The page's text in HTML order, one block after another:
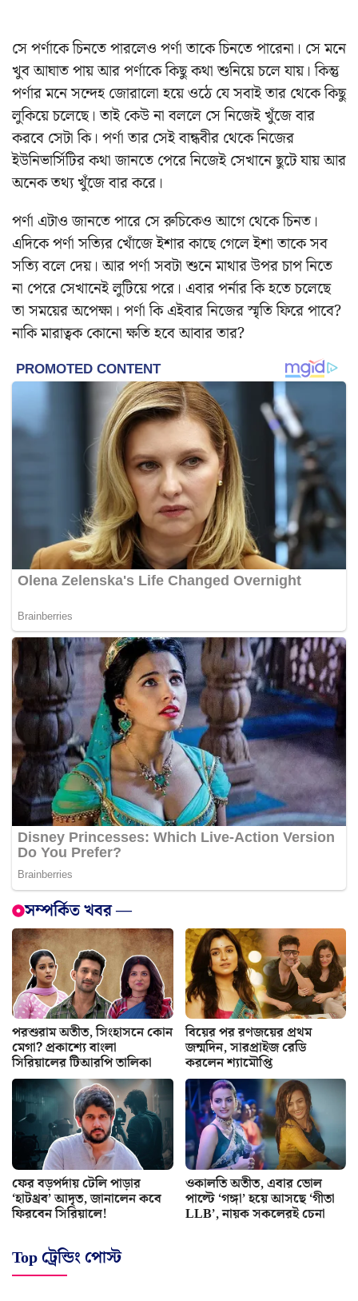
সে পর্ণাকে চিনতে পারলেও পর্ণা তাকে চিনতে পারেনা। সে মনে
খুব আঘাত পায় আর পর্ণাকে কিছু কথা শুনিয়ে চলে যায়। কিন্তু
পর্ণার মনে সন্দেহ জোরালো হয়ে ওঠে যে সবাই তার থেকে কিছু
লুকিয়ে চলেছে। তাই কেউ না বললে সে নিজেই খুঁজে বার
করবে সেটা কি। পর্ণা তার সেই বান্ধবীর থেকে নিজের
ইউনিভার্সিটির কথা জানতে পেরে নিজেই সেখানে ছুটে যায় আর
অনেক তথ্য খুঁজে বার করে।
পর্ণা এটাও জানতে পারে সে রুচিকেও আগে থেকে চিনত।
এদিকে পর্ণা সত্যির খোঁজে ইশার কাছে গেলে ইশা তাকে সব
সত্যি বলে দেয়। আর পর্ণা সবটা শুনে মাথার উপর চাপ নিতে
না পেরে সেখানেই লুটিয়ে পরে। এবার পর্নার কি হতে চলেছে
তা সময়ের অপেক্ষা। পর্ণা কি এইবার নিজের স্মৃতি ফিরে পাবে?
নাকি মারাত্বক কোনো ক্ষতি হবে আবার তার?
সম্পর্কিত খবর —
পরশুরাম অতীত, সিংহাসনে কোন
মেগা? প্রকাশ্যে বাংলা
সিরিয়ালের টিআরপি তালিকা
বিয়ের পর রণজয়ের প্রথম
জন্মদিন, সারপ্রাইজ রেডি
করলেন শ্যামৌপ্তি
ফের বড়পর্দায় টেলি পাড়ার
‘হাটথ্রব’ আদৃত, জানালেন কবে
ফিরবেন সিরিয়ালে!
ওকালতি অতীত, এবার ভোল
পাল্টে ‘গঙ্গা’ হয়ে আসছে ‘গীতা
LLB’, নায়ক সকলেরই চেনা
Top ট্রেন্ডিং পোস্ট